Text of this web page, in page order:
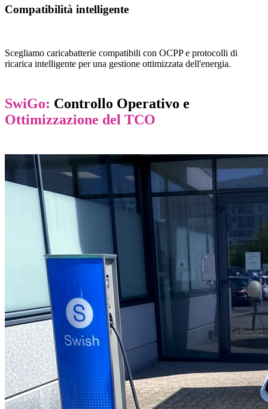
Compatibilità intelligente
Scegliamo caricabatterie compatibili con OCPP e protocolli di
ricarica intelligente per una gestione ottimizzata dell'energia.
SwiGo: Controllo Operativo e
Ottimizzazione del TCO